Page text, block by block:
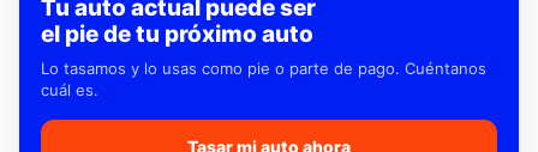
Tu auto actual puede ser
el pie de tu próximo auto
Lo tasamos y lo usas como pie o parte de pago. Cuéntanos